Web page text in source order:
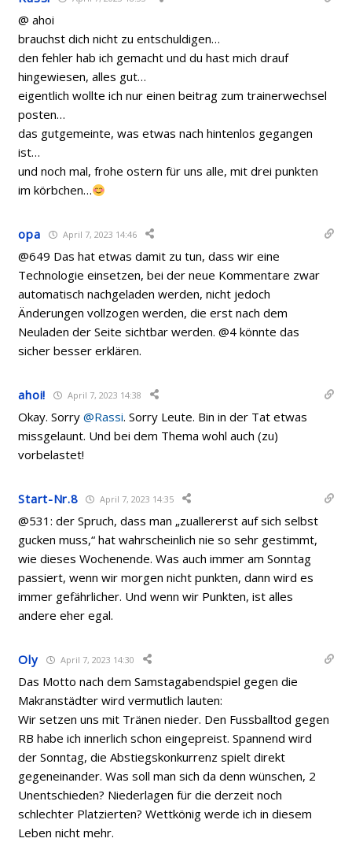
@ ahoi
brauchst dich nicht zu entschuldigen…
den fehler hab ich gemacht und du hast mich drauf
hingewiesen, alles gut…
eigentlich wollte ich nur einen beitrag zum trainerwechsel
posten…
das gutgemeinte, was etwas nach hintenlos gegangen
ist…
und noch mal, frohe ostern für uns alle, mit drei punkten
im körbchen…
opa April 7, 2023 14:46
@649 Das hat etwas damit zu tun, dass wir eine
Technologie einsetzen, bei der neue Kommentare zwar
automatisch nachgeladen werden, nicht jedoch
Änderungen vollzogen werden, die erst nach dem
Neuladen der Seite sichtbar werden. @4 könnte das
sicher besser erklären.
ahoi! April 7, 2023 14:38
Okay. Sorry@Rassi. Sorry Leute. Bin in der Tat etwas
missgelaunt. Und bei dem Thema wohl auch (zu)
vorbelastet!
Start-Nr.8 April 7, 2023 14:35
@531: der Spruch, dass man „zuallererst auf sich selbst
gucken muss,“ hat wahrscheinlich nie so sehr gestimmt,
wie dieses Wochenende. Was auch immer am Sonntag
passiert, wenn wir morgen nicht punkten, dann wird es
immer gefährlicher. Und wenn wir Punkten, ist alles
andere eher egal.
Oly April 7, 2023 14:30
Das Motto nach dem Samstagabendspiel gegen die
Makranstädter wird vermutlich lauten:
Wir setzen uns mit Tränen nieder. Den Fussballtod gegen
RB habe ich innerlich schon eingepreist. Spannend wird
der Sonntag, die Abstiegskonkurrenz spielt direkt
gegeneinander. Was soll man sich da denn wünschen, 2
Unentschieden? Niederlagen für die derzeit noch
schlechter Platzierten? Wettkönig werde ich in diesem
Leben nicht mehr.